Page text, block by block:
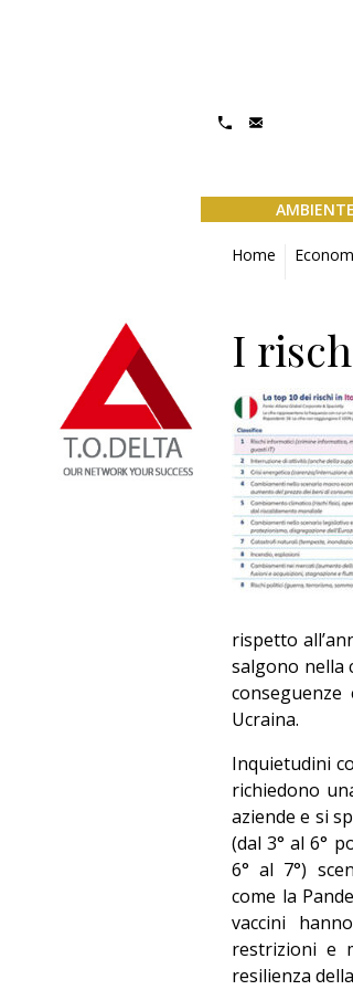
AMBIENTE
Home
I
rispetto
salgono nella
Ucraina.
Inquietudini
richiedono
aziende e si
(dal 3° al 6°
6° al 7°)
come la
vaccini
restrizioni e
resilienza